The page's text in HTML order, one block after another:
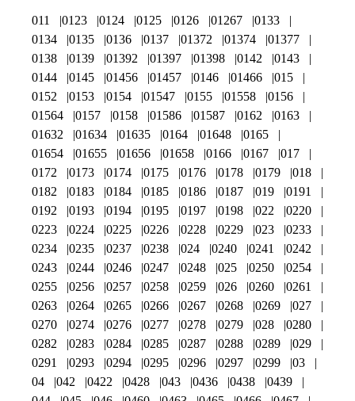
011 0123 0124 0125 0126 01267
0133
0134
0135 0136 0137 01372 01374
01377
0138
0139 01392 01397 01398 0142
0143
0144
0145 01456 01457 0146 01466
015
0152
0153 0154 01547 0155 01558
0156
01564
0157 0158 01586 01587 0162
0163
01632
01634 01635 0164 01648
0165
01654
01655 01656 01658 0166 0167
017
0172
0173 0174 0175 0176 0178 0179
018
0182
0183 0184 0185 0186 0187 019
0191
0192
0193 0194 0195 0197 0198 022
0220
0223
0224 0225 0226 0228 0229 023
0233
0234
0235 0237 0238 024 0240 0241
0242
0243
0244 0246 0247 0248 025 0250
0254
0255
0256 0257 0258 0259 026 0260
0261
0263
0264 0265 0266 0267 0268 0269
027
0270
0274 0276 0277 0278 0279 028
0280
0282
0283 0284 0285 0287 0288 0289
029
0291
0293 0294 0295 0296 0297 0299
03
04
042 0422 0428 043 0436 0438
0439